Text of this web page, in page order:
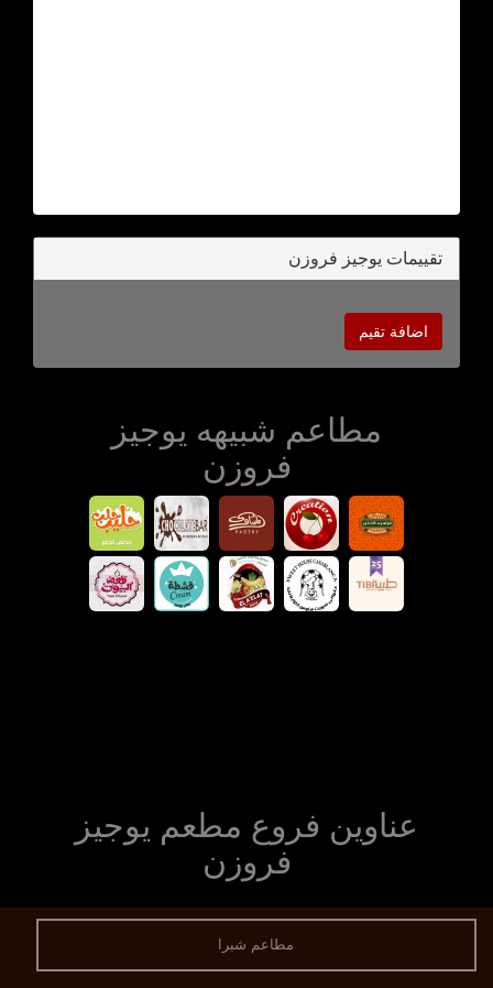
تقييمات يوجيز فروزن
اضافة تقيم
مطاعم شبيهه يوجيز
فروزن
عناوين فروع مطعم يوجيز
فروزن
مطاعم شبرا